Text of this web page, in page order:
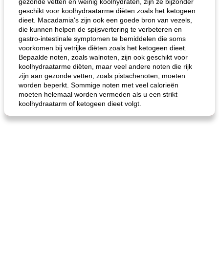
geschikt voor koolhydraatarme diëten zoals het ketogeen
dieet. Macadamia's zijn ook een goede bron van vezels,
die kunnen helpen de spijsvertering te verbeteren en
gastro-intestinale symptomen te bemiddelen die soms
voorkomen bij vetrijke diëten zoals het ketogeen dieet.
Bepaalde noten, zoals walnoten, zijn ook geschikt voor
koolhydraatarme diëten, maar veel andere noten die rijk
zijn aan gezonde vetten, zoals pistachenoten, moeten
worden beperkt. Sommige noten met veel calorieën
moeten helemaal worden vermeden als u een strikt
koolhydraatarm of ketogeen dieet volgt.